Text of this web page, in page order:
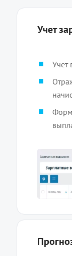
Учет
Учет